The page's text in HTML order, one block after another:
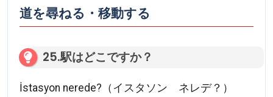
道を尋ねる・移動する
25.駅はどこですか？
İstasyon nerede?（イスタソン ネレデ？）